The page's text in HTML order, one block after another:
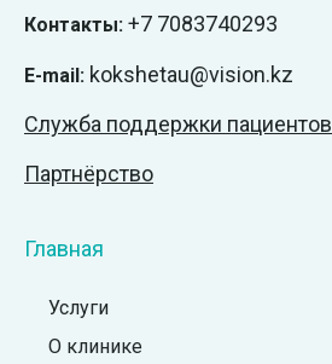
Контакты: +7 7083740293
E-mail: kokshetau@vision.kz
Служба поддержки пациентов
Партнёрство
Главная
Услуги
О клинике